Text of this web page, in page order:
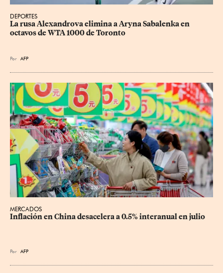
DEPORTES
La rusa Alexandrova elimina a Aryna Sabalenka en
octavos de WTA 1000 de Toronto
Por AFP
MERCADOS
Inflación en China desacelera a 0.5% interanual en julio
Por AFP